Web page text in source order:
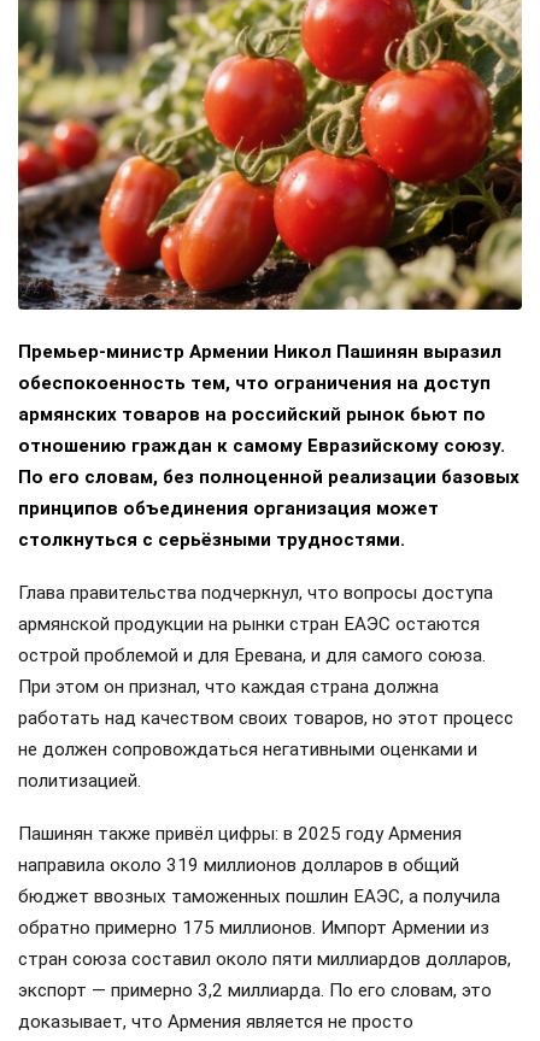
Премьер-министр Армении Никол Пашинян выразил
обеспокоенность тем, что ограничения на доступ
армянских товаров на российский рынок бьют по
отношению граждан к самому Евразийскому союзу.
По его словам, без полноценной реализации базовых
принципов объединения организация может
столкнуться с серьёзными трудностями.
Глава правительства подчеркнул, что вопросы доступа
армянской продукции на рынки стран ЕАЭС остаются
острой проблемой и для Еревана, и для самого союза.
При этом он признал, что каждая страна должна
работать над качеством своих товаров, но этот процесс
не должен сопровождаться негативными оценками и
политизацией.
Пашинян также привёл цифры: в 2025 году Армения
направила около 319 миллионов долларов в общий
бюджет ввозных таможенных пошлин ЕАЭС, а получила
обратно примерно 175 миллионов. Импорт Армении из
стран союза составил около пяти миллиардов долларов,
экспорт — примерно 3,2 миллиарда. По его словам, это
доказывает, что Армения является не просто